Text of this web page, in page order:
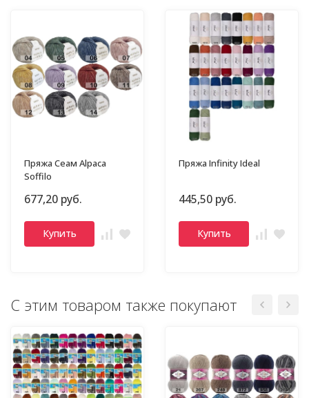
Пряжа Сеам Alpaca
Soffilo
677,20 руб.
Купить
Пряжа Infinity Ideal
445,50 руб.
Купить
С этим товаром также покупают